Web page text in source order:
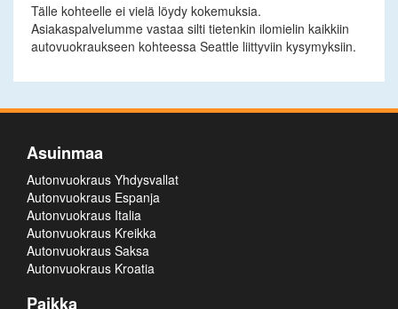
Tälle kohteelle ei vielä löydy kokemuksia.
Asiakaspalvelumme vastaa silti tietenkin ilomielin kaikkiin
autovuokraukseen kohteessa Seattle liittyviin kysymyksiin.
Asuinmaa
Autonvuokraus Yhdysvallat
Autonvuokraus Espanja
Autonvuokraus Italia
Autonvuokraus Kreikka
Autonvuokraus Saksa
Autonvuokraus Kroatia
Paikka